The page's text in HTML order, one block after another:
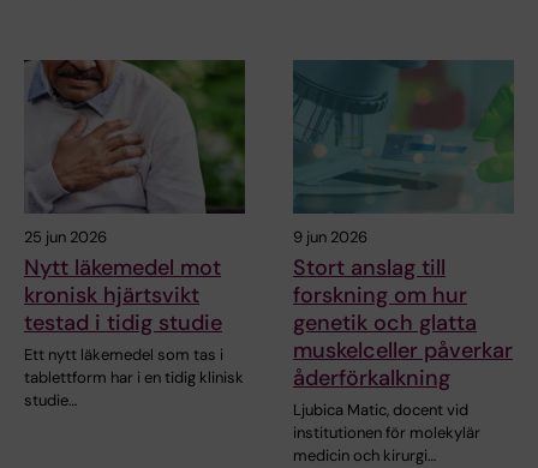
25 jun 2026
Nytt läkemedel mot
kronisk hjärtsvikt
testad i tidig studie
Ett nytt läkemedel som tas i
tablettform har i en tidig klinisk
studie…
9 jun 2026
Stort anslag till
forskning om hur
genetik och glatta
muskelceller påverkar
åderförkalkning
Ljubica Matic, docent vid
institutionen för molekylär
medicin och kirurgi…